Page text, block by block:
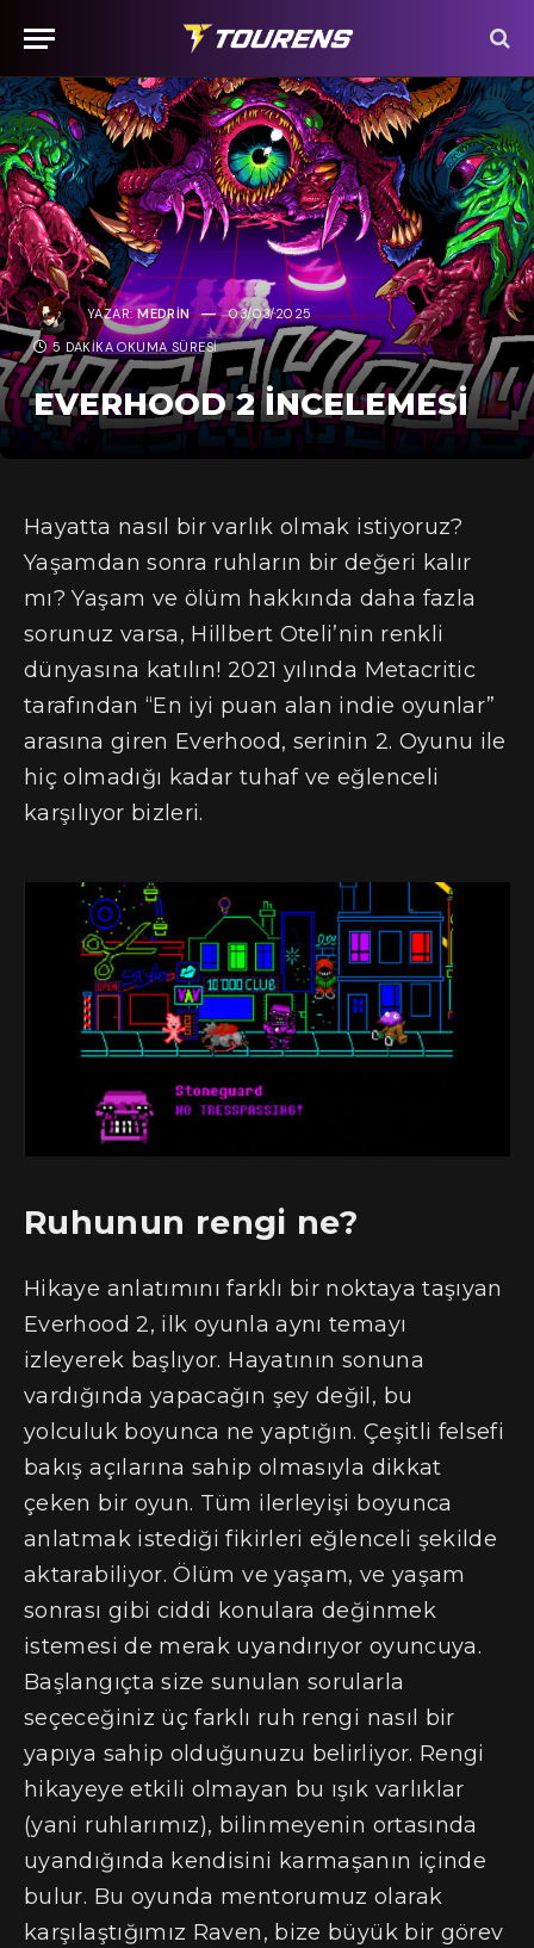
YAZAR: MEDRIN 03/03/2025
5 DAKIKA OKUMA SÜRESI
EVERHOOD 2 İNCELEMESI
Hayatta nasıl bir varlık olmak istiyoruz?
Yaşamdan sonra ruhların bir değeri kalır
mı? Yaşam ve ölüm hakkında daha fazla
sorunuz varsa, Hillbert Oteli’nin renkli
dünyasına katılın! 2021 yılında Metacritic
tarafından “En iyi puan alan indie oyunlar”
arasına giren Everhood, serinin 2. Oyunu ile
hiç olmadığı kadar tuhaf ve eğlenceli
karşılıyor bizleri.
Ruhunun rengi ne?
Hikaye anlatımını farklı bir noktaya taşıyan
Everhood 2, ilk oyunla aynı temayı
izleyerek başlıyor. Hayatının sonuna
vardığında yapacağın şey değil, bu
yolculuk boyunca ne yaptığın. Çeşitli felsefi
bakış açılarına sahip olmasıyla dikkat
çeken bir oyun. Tüm ilerleyişi boyunca
anlatmak istediği fikirleri eğlenceli şekilde
aktarabiliyor. Ölüm ve yaşam, ve yaşam
sonrası gibi ciddi konulara değinmek
istemesi de merak uyandırıyor oyuncuya.
Başlangıçta size sunulan sorularla
seçeceğiniz üç farklı ruh rengi nasıl bir
yapıya sahip olduğunuzu belirliyor. Rengi
hikayeye etkili olmayan bu ışık varlıklar
(yani ruhlarımız), bilinmeyenin ortasında
uyandığında kendisini karmaşanın içinde
bulur. Bu oyunda mentorumuz olarak
karşılaştığımız Raven, bize büyük bir görev